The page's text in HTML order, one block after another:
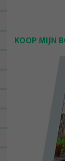
KOOP MIJN